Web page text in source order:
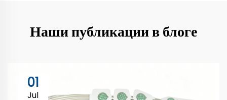
Наши публикации в блоге
01
Jul